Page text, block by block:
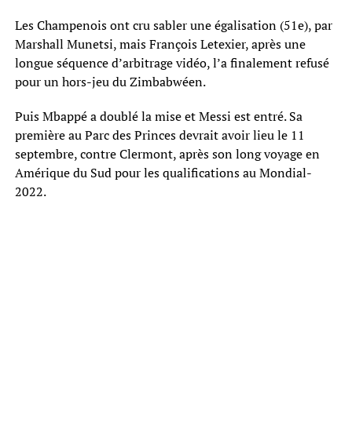
Les Champenois ont cru sabler une égalisation (51e), par
Marshall Munetsi, mais François Letexier, après une
longue séquence d’arbitrage vidéo, l’a finalement refusé
pour un hors-jeu du Zimbabwéen.
Puis Mbappé a doublé la mise et Messi est entré. Sa
première au Parc des Princes devrait avoir lieu le 11
septembre, contre Clermont, après son long voyage en
Amérique du Sud pour les qualifications au Mondial-
2022.